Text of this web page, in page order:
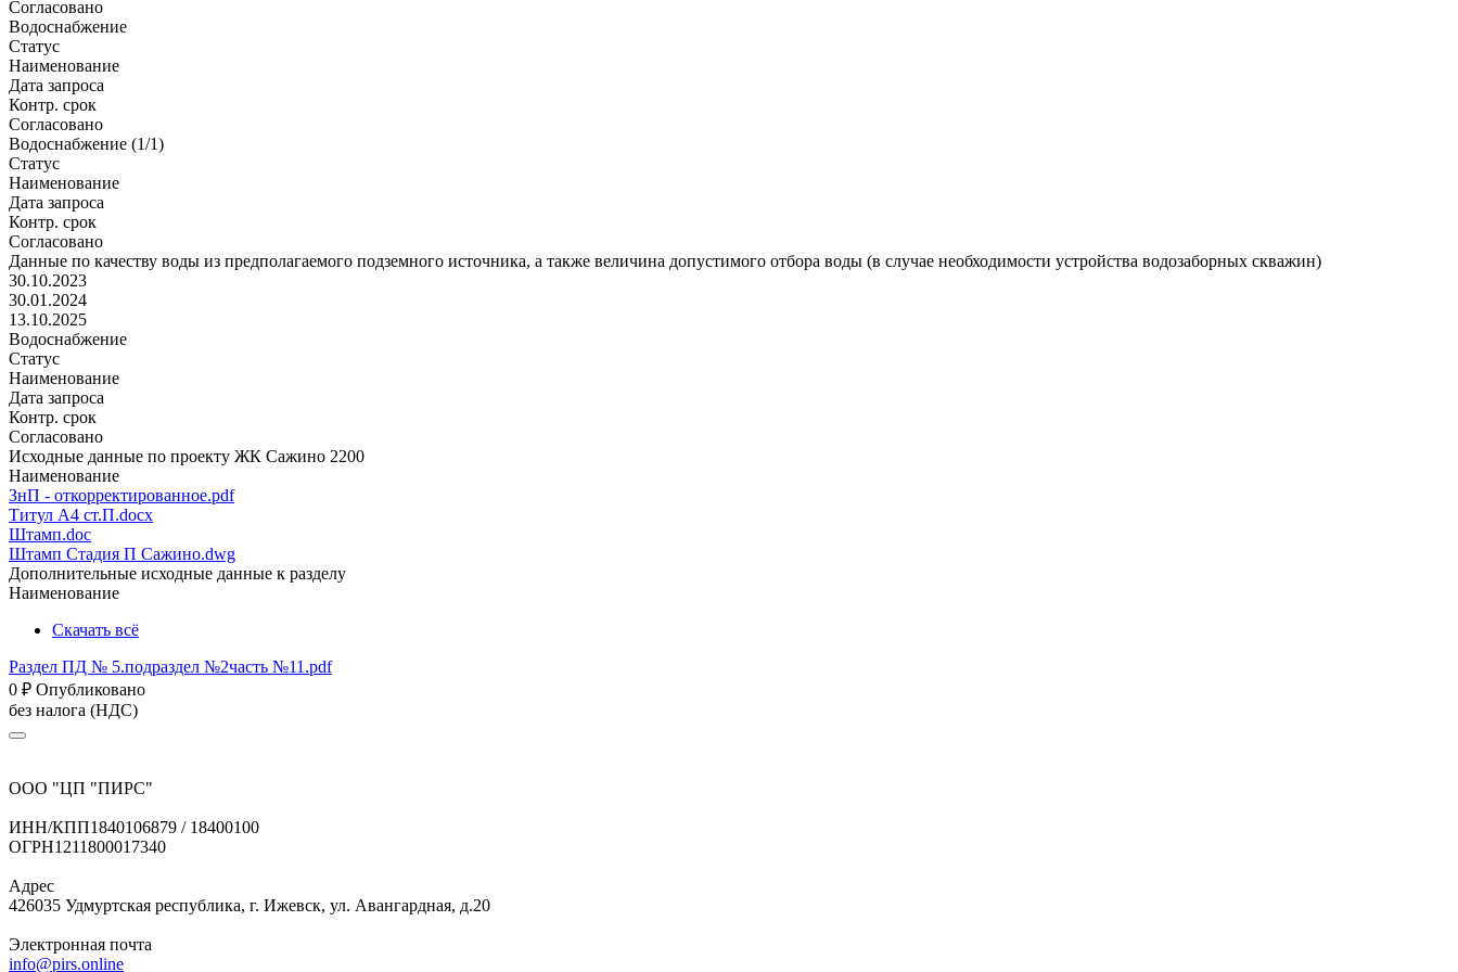
Согласовано
Водоснабжение
Статус
Наименование
Дата запроса
Контр. срок
Согласовано
Водоснабжение (1/1)
Статус
Наименование
Дата запроса
Контр. срок
Согласовано
Данные по качеству воды из предполагаемого подземного источника, а также величина допустимого отбора воды (в случае необходимости устройства водозаборных скважин)
30.10.2023
30.01.2024
13.10.2025
Водоснабжение
Статус
Наименование
Дата запроса
Контр. срок
Согласовано
Исходные данные по проекту ЖК Сажино 2200
Наименование
ЗнП - откорректированное.pdf
Титул А4 ст.П.docx
Штамп.doc
Штамп Стадия П Сажино.dwg
Дополнительные исходные данные к разделу
Наименование
Скачать всё
Раздел ПД № 5.подраздел №2часть №11.pdf
0 ₽ Опубликовано
без налога (НДС)
ООО "ЦП "ПИРС"
ИНН/КПП1840106879 / 18400100
ОГРН1211800017340
Адрес
426035 Удмуртская республика, г. Ижевск, ул. Авангардная, д.20
Электронная почта
info@pirs.online